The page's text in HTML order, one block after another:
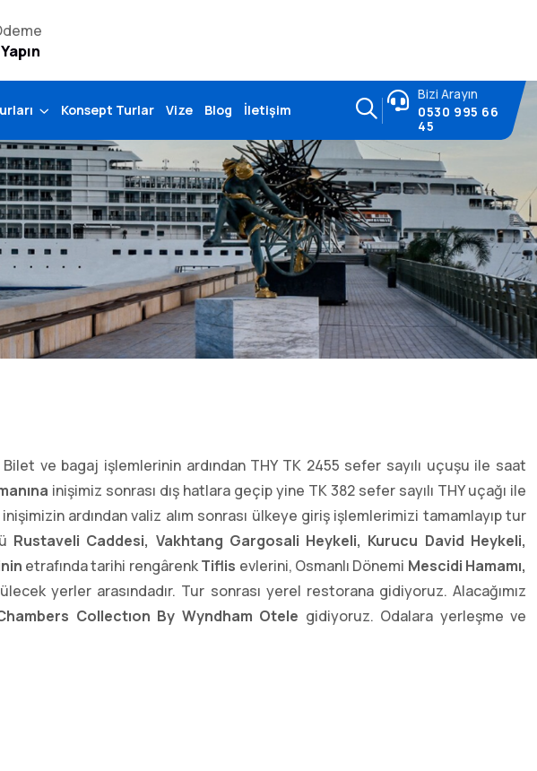
Konsept Turlar Vize Blog İletişim
Bizi Arayın
0530 995 66
45
ve bagaj işlemlerinin ardından THY TK 2455 sefer sayılı uçuşu ile saat
inişimiz sonrası dış hatlara geçip yine TK 382 sefer sayılı THY uçağı ile
ardından valiz alım sonrası ülkeye giriş işlemlerimizi tamamlayıp tur
Rustaveli Caddesi, Vakhtang Gargosali Heykeli, Kurucu David Heykeli,
etrafında tarihi rengârenkTiflis evlerini, Osmanlı Dönemi Mescidi Hamamı,
yerler arasındadır. Tur sonrası yerel restorana gidiyoruz. Alacağımız
Collectıon By Wyndham Otele gidiyoruz. Odalara yerleşme ve